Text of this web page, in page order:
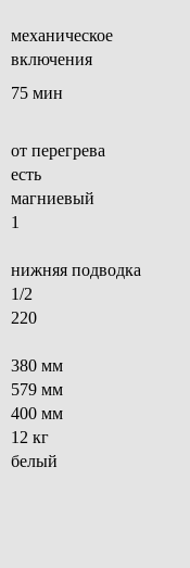
механическое
включения
75 мин
от перегрева
есть
магниевый
1
нижняя подводка
1/2
220
380 мм
579 мм
400 мм
12 кг
белый